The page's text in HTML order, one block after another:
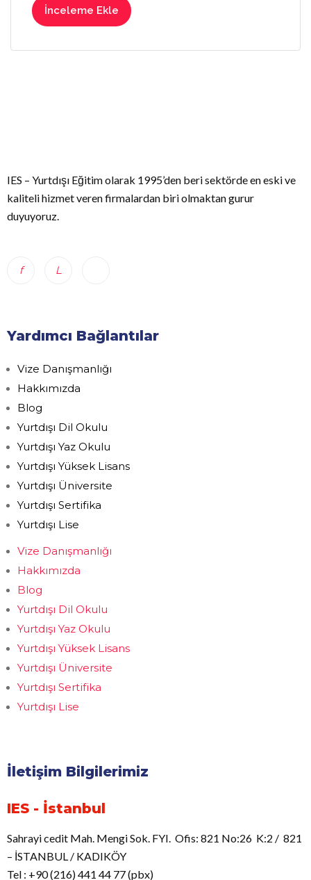
İnceleme Ekle
IES – Yurtdışı Eğitim olarak 1995’den beri sektörde en eski ve
kaliteli hizmet veren firmalardan biri olmaktan gurur
duyuyoruz.
Yardımcı Bağlantılar
Vize Danışmanlığı
Hakkımızda
Blog
Yurtdışı Dil Okulu
Yurtdışı Yaz Okulu
Yurtdışı Yüksek Lisans
Yurtdışı Üniversite
Yurtdışı Sertifika
Yurtdışı Lise
Vize Danışmanlığı
Hakkımızda
Blog
Yurtdışı Dil Okulu
Yurtdışı Yaz Okulu
Yurtdışı Yüksek Lisans
Yurtdışı Üniversite
Yurtdışı Sertifika
Yurtdışı Lise
İletişim Bilgilerimiz
IES - İstanbul
Sahrayi cedit Mah. Mengi Sok. FYI. Ofis: 821 No:26 K:2 / 821
– İSTANBUL / KADIKÖY
Tel : +90 (216) 441 44 77 (pbx)